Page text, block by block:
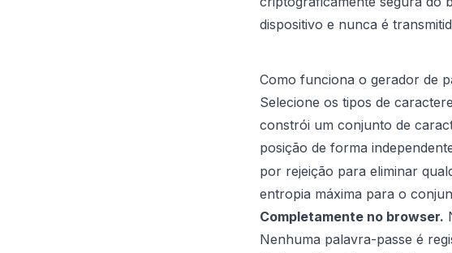
dispositivo e nunca é
Como funciona o gerador de
Selecione os tipos de
constrói um conjunto de
posição de forma
por rejeição para eliminar
entropia máxima para o
Completamente no browser.
Nenhuma palavra-passe é